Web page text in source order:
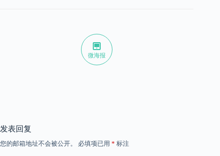
微海报
发表回复
您的邮箱地址不会被公开。 必填项已用 * 标注